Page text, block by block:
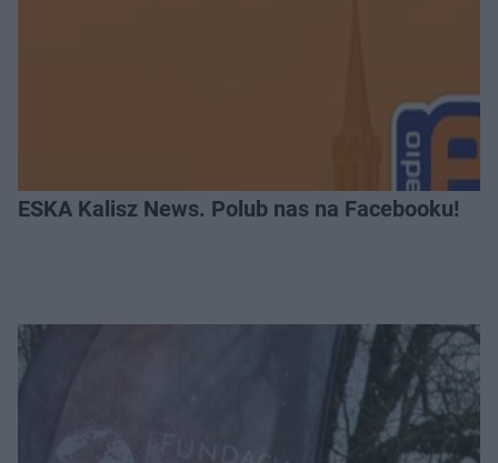
ESKA Kalisz News. Polub nas na Facebooku!